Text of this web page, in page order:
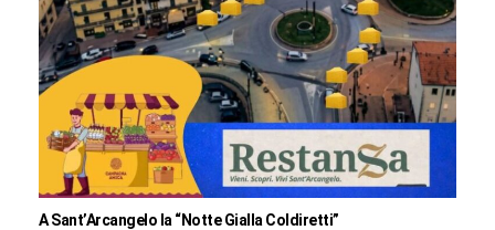
A Sant’Arcangelo la “Notte Gialla Coldiretti”